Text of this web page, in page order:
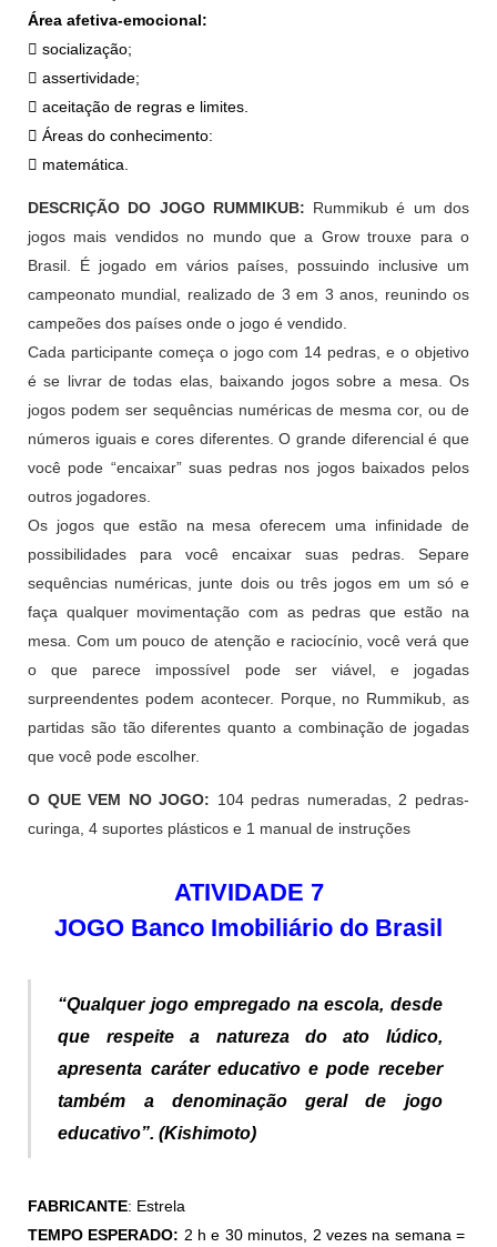
Área afetiva-emocional:
 socialização;
 assertividade;
 aceitação de regras e limites.
 Áreas do conhecimento:
 matemática.
DESCRIÇÃO DO JOGO RUMMIKUB: Rummikub é um dos
jogos mais vendidos no mundo que a Grow trouxe para o
Brasil. É jogado em vários países, possuindo inclusive um
campeonato mundial, realizado de 3 em 3 anos, reunindo os
campeões dos países onde o jogo é vendido.
Cada participante começa o jogo com 14 pedras, e o objetivo
é se livrar de todas elas, baixando jogos sobre a mesa. Os
jogos podem ser sequências numéricas de mesma cor, ou de
números iguais e cores diferentes. O grande diferencial é que
você pode “encaixar” suas pedras nos jogos baixados pelos
outros jogadores.
Os jogos que estão na mesa oferecem uma infinidade de
possibilidades para você encaixar suas pedras. Separe
sequências numéricas, junte dois ou três jogos em um só e
faça qualquer movimentação com as pedras que estão na
mesa. Com um pouco de atenção e raciocínio, você verá que
o que parece impossível pode ser viável, e jogadas
surpreendentes podem acontecer. Porque, no Rummikub, as
partidas são tão diferentes quanto a combinação de jogadas
que você pode escolher.
O QUE VEM NO JOGO: 104 pedras numeradas, 2 pedras-
curinga, 4 suportes plásticos e 1 manual de instruções
ATIVIDADE 7
JOGO Banco Imobiliário do Brasil
“Qualquer jogo empregado na escola, desde
que respeite a natureza do ato lúdico,
apresenta caráter educativo e pode receber
também a denominação geral de jogo
educativo”. (Kishimoto)
FABRICANTE: Estrela
TEMPO ESPERADO: 2 h e 30 minutos, 2 vezes na semana =